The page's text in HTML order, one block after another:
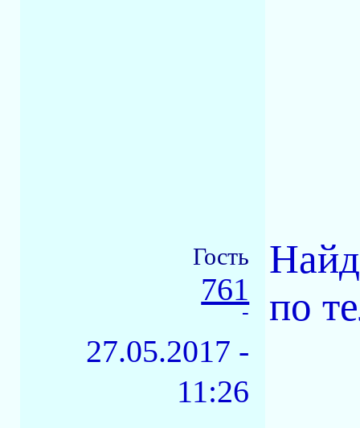
Гость
761
-
27.05.2017 -
11:26
по